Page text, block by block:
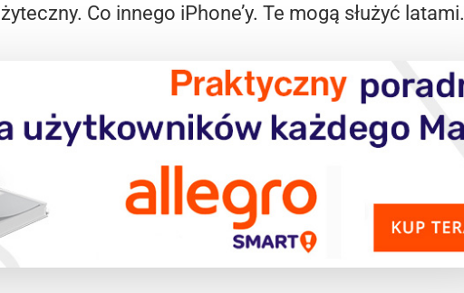
Co innego iPhone’y. Te mogą służyć latami.